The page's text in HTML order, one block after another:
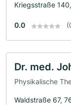
Kriegsstraße
0.0
Dr. med.
Physikalische
Waldstraße 67,